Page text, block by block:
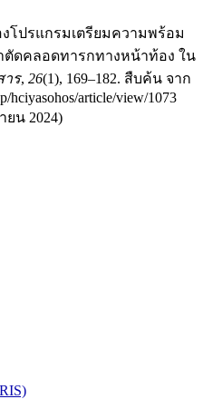
โปรแกรมเตรียมความพร้อม
ดคลอดทารกทางหน้าท้อง ใน
าร, 26(1), 169–182. สืบค้น จาก
hciyasohos/article/view/1073
ยน 2024)